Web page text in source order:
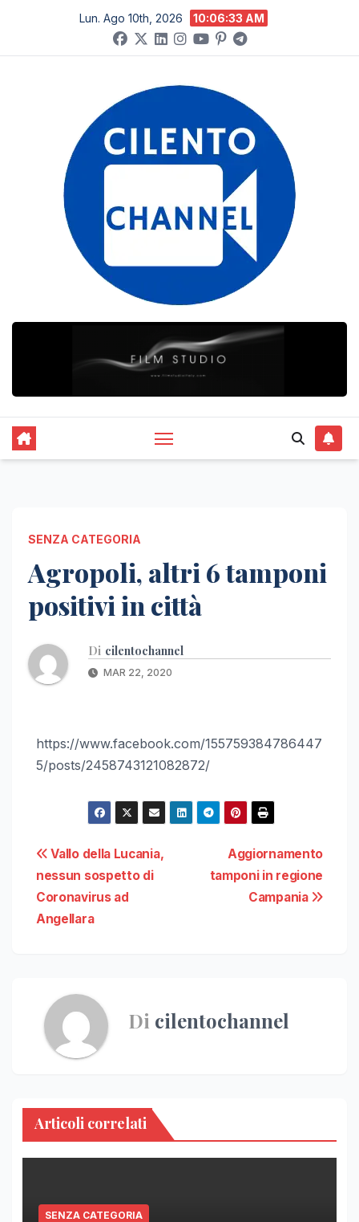
contenuto
Lun. Ago 10th, 2026 10:06:34 AM
SENZA CATEGORIA
Agropoli, altri 6 tamponi
positivi in città
Di cilentochannel
MAR 22, 2020
https://www.facebook.com/155759384786447
5/posts/2458743121082872/
Navigazione
articoli
Aggiornamento
tamponi in regione
Campania
Vallo della Lucania,
nessun sospetto di
Coronavirus ad
Angellara
Di cilentochannel
Articoli correlati
SENZA CATEGORIA